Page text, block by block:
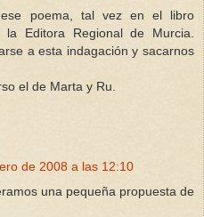
poema, tal vez en el libro
Editora Regional de Murcia.
a esta indagación y sacarnos
el de Marta y Ru.
de 2008 a las 12:10
una pequeña propuesta de